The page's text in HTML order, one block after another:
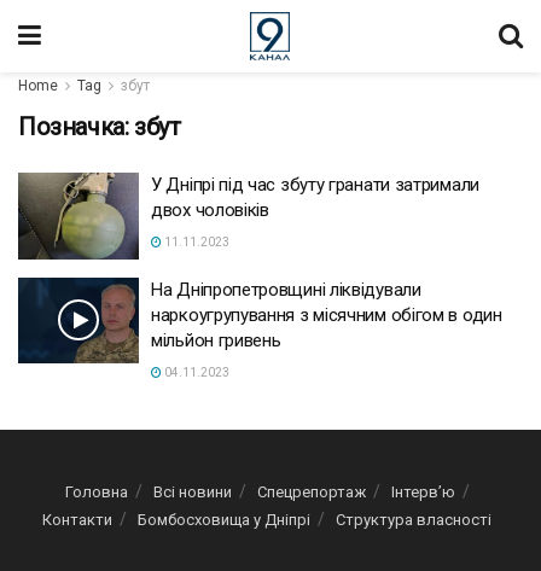
Home Tag збут
Позначка: збут
У Дніпрі під час збуту гранати затримали
двох чоловіків
11.11.2023
На Дніпропетровщині ліквідували
наркоугрупування з місячним обігом в один
мільйон гривень
04.11.2023
Головна Всі новини Спецрепортаж
Інтерв’ю
Контакти
Бомбосховища у Дніпрі Структура власності